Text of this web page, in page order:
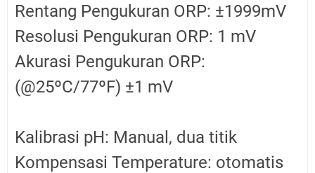
Rentang Pengukuran ORP: ±1999mV
Resolusi Pengukuran ORP: 1 mV
Akurasi Pengukuran ORP:
(@25ºC/77ºF) ±1 mV
Kalibrasi pH: Manual, dua titik
Kompensasi Temperature: otomatis